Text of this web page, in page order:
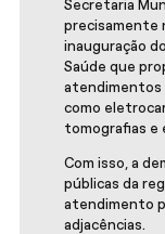
Secretaria
precisamente
inauguração
Saúde que
atendimentos
como
tomografias e
Com isso, a
públicas da
atendimento
adjacências.